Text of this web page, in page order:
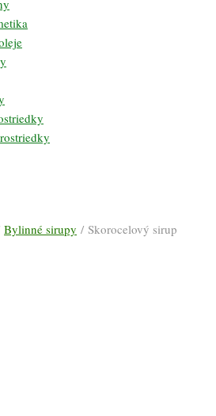
Bylinné sirupy / Skorocelový sirup